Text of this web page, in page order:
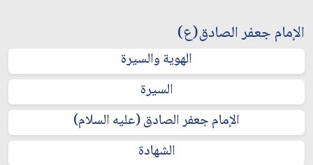
الإمام جعفر الصادق(ع)
الهوية والسيرة
السيرة
الإمام جعفر الصادق (عليه السلام)
الشهادة